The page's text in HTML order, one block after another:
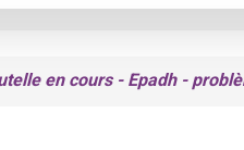
en cours - Epadh -